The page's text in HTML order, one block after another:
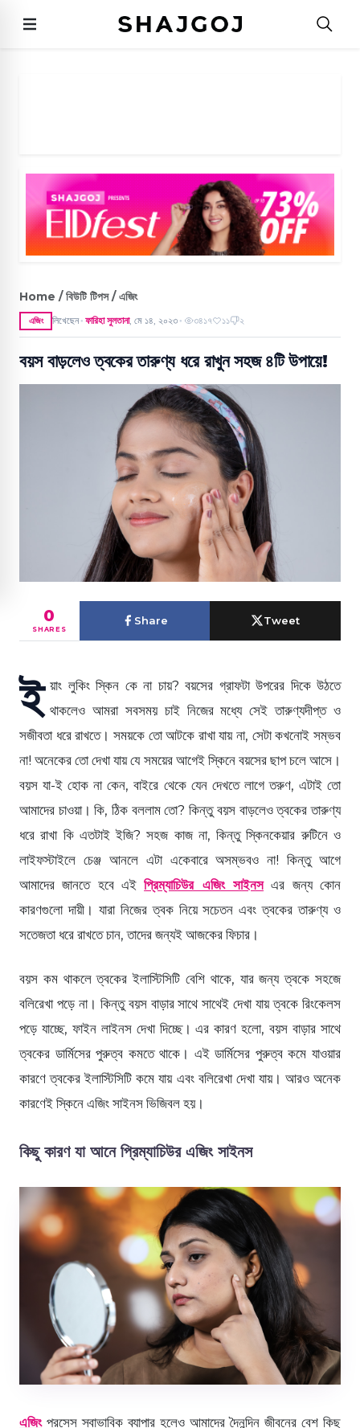
Home / বিউটি টিপস / এজিং
এজিং লিখেছেন ● ফারিহা সুলতানা,মে ১৪, ২০২৩ ● ৩৪১৭ ১১ ২
বয়স বাড়লেও ত্বকের তারুণ্য ধরে রাখুন সহজ ৪টি উপায়ে!
0
SHARES
Share Tweet
ই য়াং লুকিং স্কিন কে না চায়? বয়সের গ্রাফটা উপরের দিকে উঠতে
থাকলেও আমরা সবসময় চাই নিজের মধ্যে সেই তারুণ্যদীপ্ত ও
সজীবতা ধরে রাখতে। সময়কে তো আটকে রাখা যায় না, সেটা কখনোই সম্ভব
না! অনেকের তো দেখা যায় যে সময়ের আগেই স্কিনে বয়সের ছাপ চলে আসে।
বয়স যা-ই হোক না কেন, বাইরে থেকে যেন দেখতে লাগে তরুণ, এটাই তো
আমাদের চাওয়া। কি, ঠিক বললাম তো? কিন্তু বয়স বাড়লেও ত্বকের তারুণ্য
ধরে রাখা কি এতটাই ইজি? সহজ কাজ না, কিন্তু স্কিনকেয়ার রুটিনে ও
লাইফস্টাইলে চেঞ্জ আনলে এটা একেবারে অসম্ভবও না! কিন্তু আগে
আমাদের জানতে হবে এইপ্রিম্যাচিউর এজিং সাইনসএর জন্য কোন
কারণগুলো দায়ী। যারা নিজের ত্বক নিয়ে সচেতন এবং ত্বকের তারুণ্য ও
সতেজতা ধরে রাখতে চান, তাদের জন্যই আজকের ফিচার।
বয়স কম থাকলে ত্বকের ইলাস্টিসিটি বেশি থাকে, যার জন্য ত্বকে সহজে
বলিরেখা পড়ে না। কিন্তু বয়স বাড়ার সাথে সাথেই দেখা যায় ত্বকে রিংকেলস
পড়ে যাচ্ছে, ফাইন লাইনস দেখা দিচ্ছে। এর কারণ হলো, বয়স বাড়ার সাথে
ত্বকের ডার্মিসের পুরুত্ব কমতে থাকে। এই ডার্মিসের পুরুত্ব কমে যাওয়ার
কারণে ত্বকের ইলাস্টিসিটি কমে যায় এবং বলিরেখা দেখা যায়। আরও অনেক
কারণেই স্কিনে এজিং সাইনস ভিজিবল হয়।
কিছু কারণ যা আনে প্রিম্যাচিউর এজিং সাইনস
এজিংপ্রসেস স্বাভাবিক ব্যাপার হলেও আমাদের দৈনন্দিন জীবনের বেশ কিছু